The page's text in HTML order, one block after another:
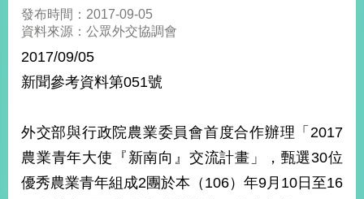
總
合
外
價
外
交
經
濟
發布時間：2017-09-05
資料來源：公眾外交協調會
2017/09/05
新聞參考資料第051號
外交部與行政院農業委員會首度合作辦理「2017
農業青年大使『新南向』交流計畫」，甄選30位
優秀農業青年組成2團於本（106）年9月10日至16